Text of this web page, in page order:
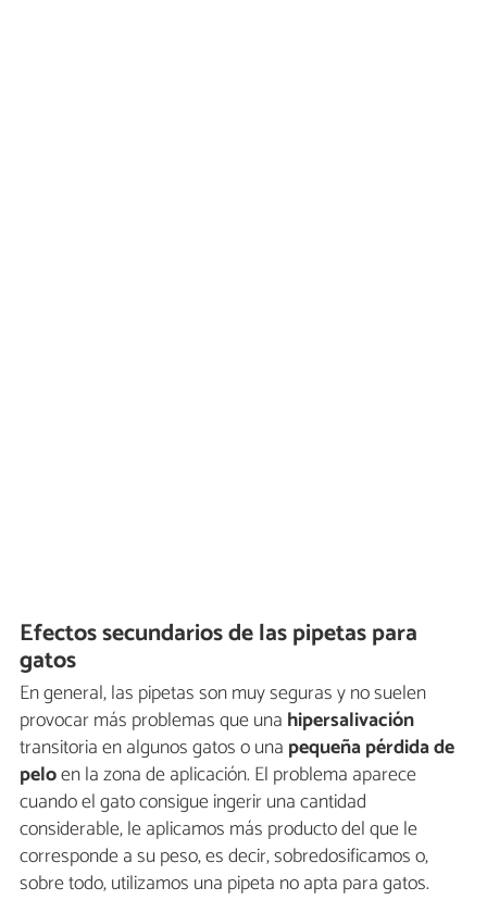
Efectos secundarios de las pipetas para
gatos
En general, las pipetas son muy seguras y no suelen
provocar más problemas que una hipersalivación
transitoria en algunos gatos o una pequeña pérdida de
peloen la zona de aplicación. El problema aparece
cuando el gato consigue ingerir una cantidad
considerable, le aplicamos más producto del que le
corresponde a su peso, es decir, sobredosificamos o,
sobre todo, utilizamos una pipeta no apta para gatos.